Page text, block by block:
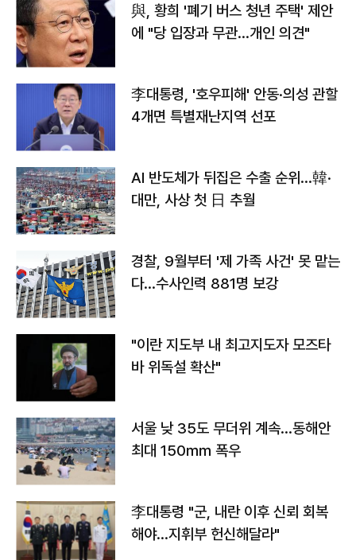
與, 황희 '폐기 버스 청년 주택' 제안
에 "당 입장과 무관…개인 의견"
李대통령, '호우피해' 안동·의성 관할
4개면 특별재난지역 선포
AI 반도체가 뒤집은 수출 순위…韓·
대만, 사상 첫 日 추월
경찰, 9월부터 '제 가족 사건' 못 맡는
다…수사인력 881명 보강
"이란 지도부 내 최고지도자 모즈타
바 위독설 확산"
서울 낮 35도 무더위 계속…동해안
최대 150㎜ 폭우
李대통령 "군, 내란 이후 신뢰 회복
해야…지휘부 헌신해달라"